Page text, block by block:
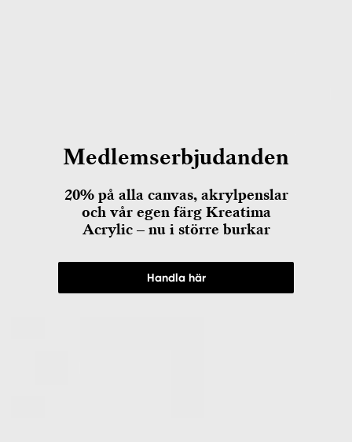
Medlemserbjudanden
20% på alla canvas, akrylpenslar
och vår egen färg Kreatima
Acrylic – nu i större burkar
Handla här